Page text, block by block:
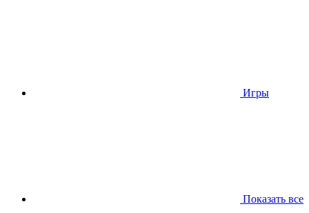
Игры
Показать все